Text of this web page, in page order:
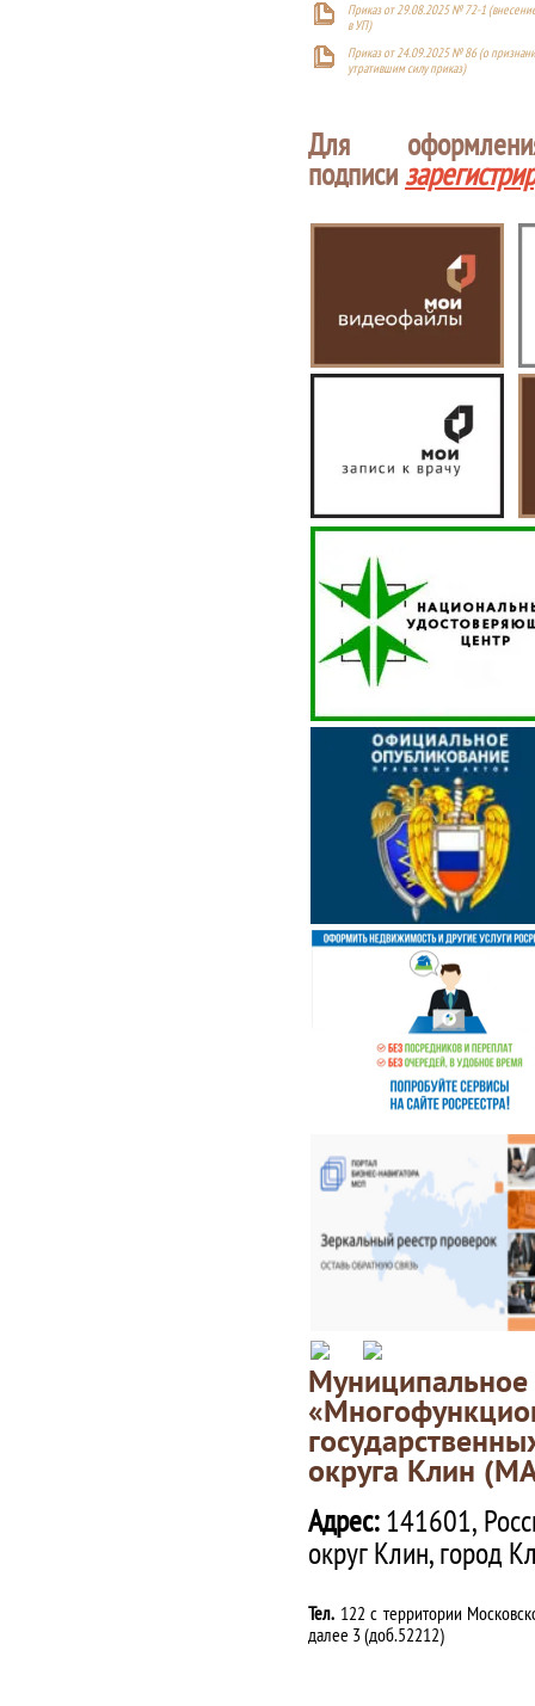
Приказ от 29.08.2025 № 72-1
в УП)
Приказ от 24.09.2025 № 86 (о
утратившим силу приказ)
Для
подписи
округа Клин
Адрес:141601,
округ Клин, город
Тел. 122 с территории
далее 3 (доб.52212)